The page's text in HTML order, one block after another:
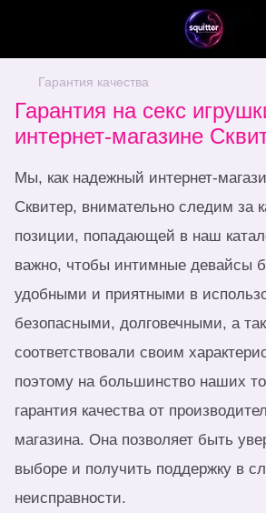
Гарантия качества
Гарантия на секс
интернет-магазине
Мы, как надежный интернет-
Сквитер, внимательно следим за
позиции, попадающей в наш
важно, чтобы интимные девайсы
удобными и приятными в
безопасными, долговечными, а
соответствовали своим
поэтому на большинство наших
гарантия качества от
магазина. Она позволяет быть
выборе и получить поддержку в
неисправности.